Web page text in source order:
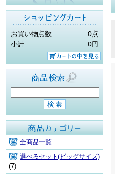
ログイン
お買い物点数
0点
小計
0円
カートの中を見
る
商品カテゴリ
全商品一覧
選べるセット(ビッグサイズ)
(7)